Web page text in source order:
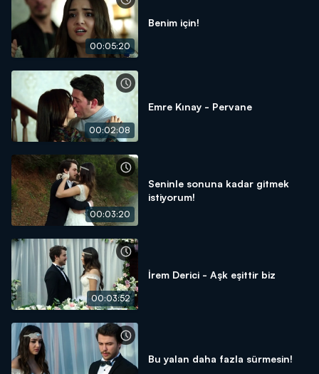
00:05:20
Benim için!
00:02:08
Emre Kınay - Pervane
00:03:20
Seninle sonuna kadar gitmek
istiyorum!
00:03:52
İrem Derici - Aşk eşittir biz
Bu yalan daha fazla sürmesin!